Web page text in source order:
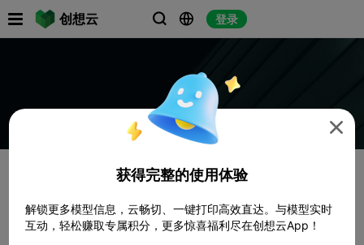
创想云   登录

获得完整的使用体验
解锁更多模型信息，云畅切、一键打印高效直达。与模型实时
互动，轻松赚取专属积分，更多惊喜福利尽在创想云App！